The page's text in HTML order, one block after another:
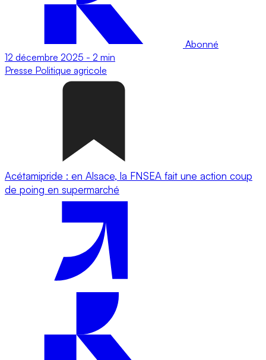
Abonné
12 décembre 2025 - 2 min
Presse Politique agricole
Acétamipride : en Alsace, la FNSEA fait une action coup
de poing en supermarché